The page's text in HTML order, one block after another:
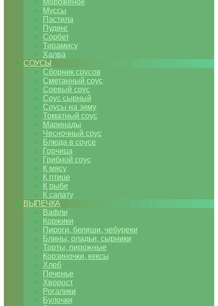
Мороженое
Муссы
Пастила
Пудинг
Сорбет
Тирамису
Халва
СОУСЫ
Сборник соусов
Сметанный соус
Соевый соус
Соус сырный
Соусы на зиму
Томатный соус
Маринады
Чесночный соус
Блюда в соусе
Горчица
Грибной соус
К мясу
К птице
К рыбе
К салату
ВЫПЕЧКА
Вафли
Коржики
Пироги, беляши, чебуреки
Блины, оладьи, сырники
Торты, пирожные
Корзиночки, кексы
Хлеб
Печенье
Хворост
Рогалики
Булочки